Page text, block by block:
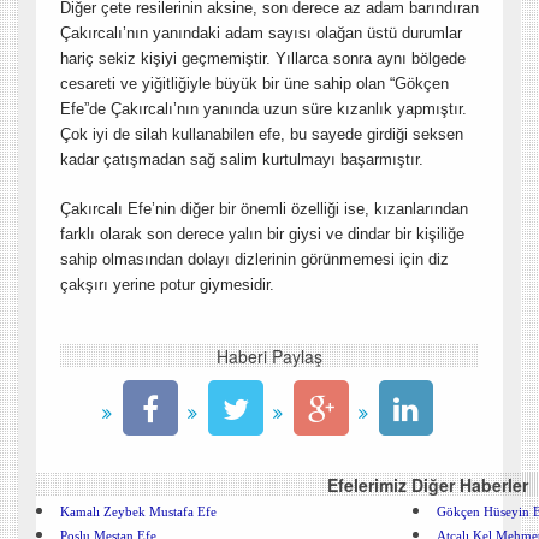
Diğer çete resilerinin aksine, son derece az adam barındıran
Çakırcalı’nın yanındaki adam sayısı olağan üstü durumlar
hariç sekiz kişiyi geçmemiştir. Yıllarca sonra aynı bölgede
cesareti ve yiğitliğiyle büyük bir üne sahip olan “Gökçen
Efe”de Çakırcalı’nın yanında uzun süre kızanlık yapmıştır.
Çok iyi de silah kullanabilen efe, bu sayede girdiği seksen
kadar çatışmadan sağ salim kurtulmayı başarmıştır.
Çakırcalı Efe’nin diğer bir önemli özelliği ise, kızanlarından
farklı olarak son derece yalın bir giysi ve dindar bir kişiliğe
sahip olmasından dolayı dizlerinin görünmemesi için diz
çakşırı yerine potur giymesidir.
Haberi Paylaş
Efelerimiz Diğer Haberler
Kamalı Zeybek Mustafa Efe
Gökçen Hüseyin
Poslu Mestan Efe
Atçalı Kel